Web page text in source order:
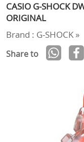
CASIO G-SHOCK
ORIGINAL
Brand : G-SHOCK »
Share to